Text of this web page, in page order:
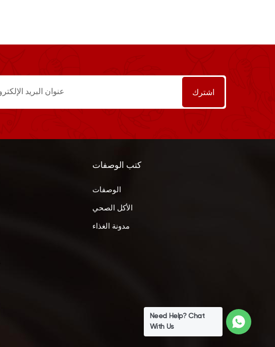
كتب الوصفات
الوصفات
الأكل الصحي
مدونة الغذاء
Need Help? Chat
With Us